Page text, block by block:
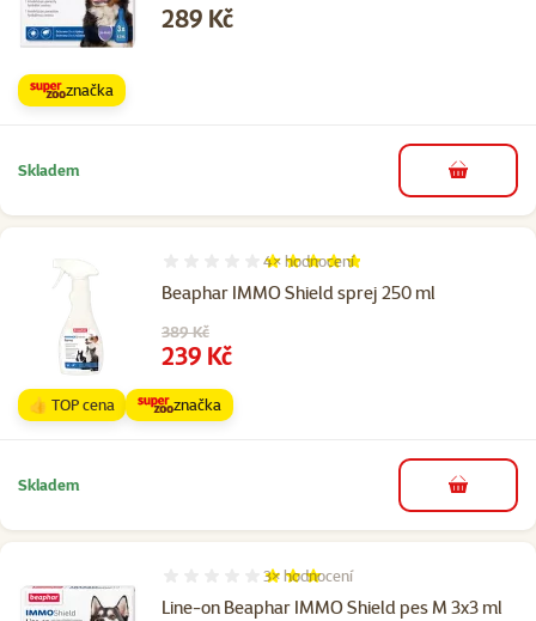
Cena
289 Kč
značka
Skladem do košíku
Beaphar IMMO Shield sprej 250 ml
Hodnocení 95%, počet hodnocení: 4
4× hodnocení
Původní cena
389 Kč
Cena
239 Kč
👍 TOP cena značka
Skladem do košíku
Line-on Beaphar IMMO Shield pes M 3x3 ml
Hodnocení 60%, počet hodnocení: 3
3× hodnocení